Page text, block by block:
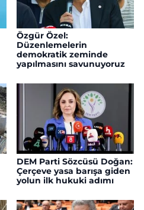
Özgür Özel:
Düzenlemelerin
demokratik zeminde
yapılmasını savunuyoruz
DEM Parti Sözcüsü Doğan:
Çerçeve yasa barışa giden
yolun ilk hukuki adımı